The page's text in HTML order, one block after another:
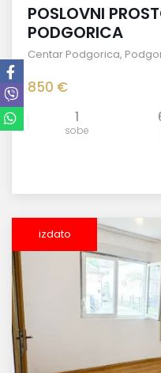
POSLOVNI
PODGORICA
Centar Podgorica,
850 €
1
sobe
izdato